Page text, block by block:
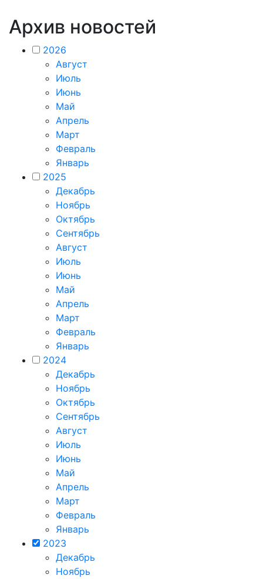
Архив новостей
2026
Август
Июль
Июнь
Май
Апрель
Март
Февраль
Январь
2025
Декабрь
Ноябрь
Октябрь
Сентябрь
Август
Июль
Июнь
Май
Апрель
Март
Февраль
Январь
2024
Декабрь
Ноябрь
Октябрь
Сентябрь
Август
Июль
Июнь
Май
Апрель
Март
Февраль
Январь
2023
Декабрь
Ноябрь